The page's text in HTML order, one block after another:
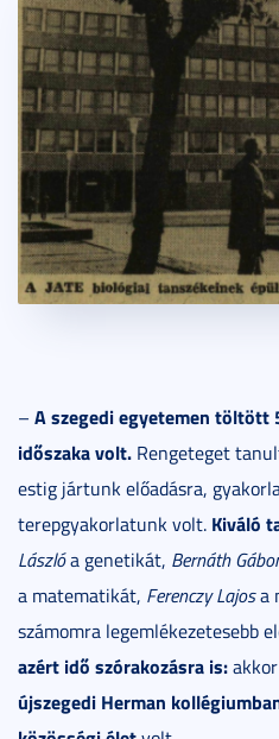
– A szegedi egyetemen töltött
időszaka volt. Rengeteget
estig jártunk előadásra,
terepgyakorlatunk volt. Kiváló
Lászlóa genetikát, Bernáth Gábor
a matematikát, Ferenczy Lajosa
számomra legemlékezetesebb
azért idő szórakozásra is:
újszegedi Herman